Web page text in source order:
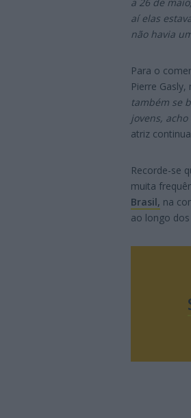
a 26 de
aí elas
não havia
Para o
Pierre
também se
jovens,
atriz
Recorde-se
muita
Brasil, na
ao longo